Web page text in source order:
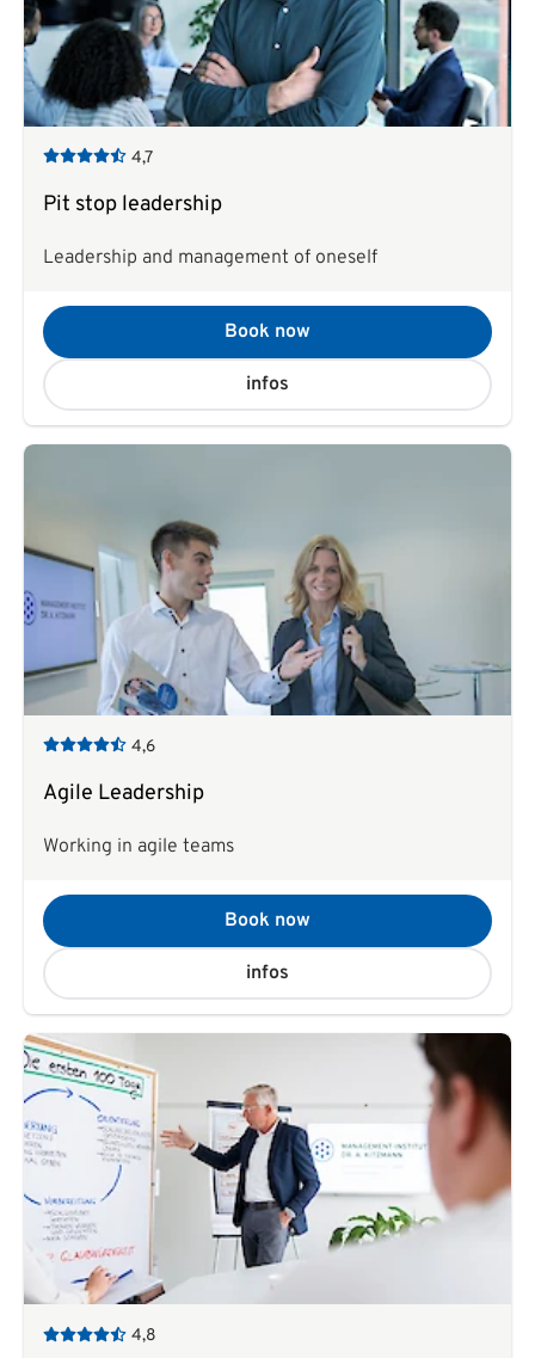
4,7
Pit stop leadership
Leadership and management of oneself
Book now
infos
4,6
Agile Leadership
Working in agile teams
Book now
infos
4,8